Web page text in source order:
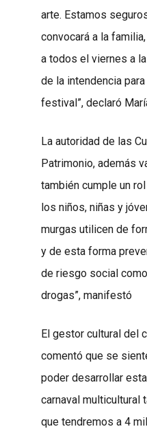
arte. Estamos
convocará a la
a todos el viernes a
de la intendencia
festival”, declaró
La autoridad de las
Patrimonio, además
también cumple un
los niños, niñas y
murgas utilicen de
y de esta forma
de riesgo social
drogas”, manifestó
El gestor cultural del
comentó que se
poder desarrollar
carnaval multicultural
que tendremos a 4